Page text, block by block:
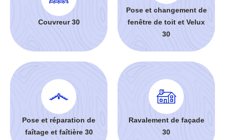
Couvreur 30
Pose et changement de
fenêtre de toit et Velux
30
Pose et réparation de
faîtage et faîtière 30
Ravalement de façade
30